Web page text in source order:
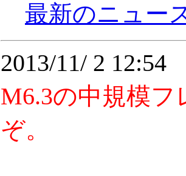
最新のニュー
2013/11/ 2
M6.3の中規模
ぞ。